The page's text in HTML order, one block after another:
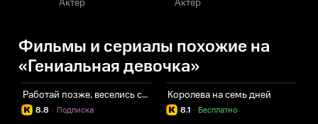
Актёр Актёр
Фильмы и сериалы похожие на
«Гениальная девочка»
Работай позже, веселись сейчас
8.8 Подписка
·
Королева на семь дней
8.1 Бесплатно
·